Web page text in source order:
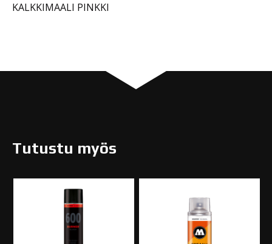
KALKKIMAALI PINKKI
Tutustu myös